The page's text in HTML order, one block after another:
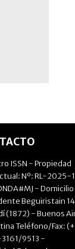
ISSN - Propiedad
Nº: RL-2025-
- Domicilio
Beguiristain
(1872) - Buenos
Teléfono/Fax:
9513 -